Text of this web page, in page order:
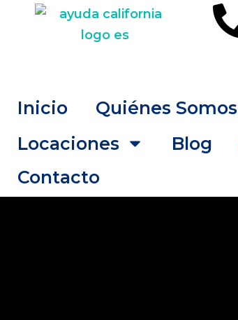
Inicio Quiénes Somos
Locaciones
Blog
Contacto